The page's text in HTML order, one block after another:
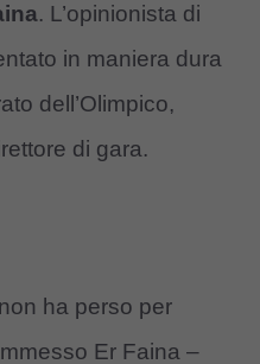
. L’opinionista di
in maniera dura
dell’Olimpico,
di gara.
ha perso per
Er Faina –